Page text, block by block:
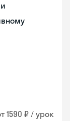
1590 ₽ / урок